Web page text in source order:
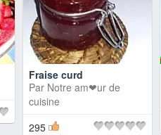
Fraise curd
Par Notre am❤ur de
cuisine
295